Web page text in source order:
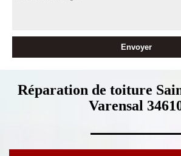
Réparation de toiture
Varensal